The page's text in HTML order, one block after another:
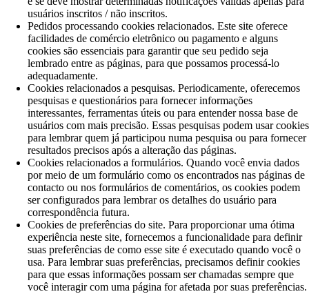
usuários inscritos / não inscritos.
Pedidos processando cookies relacionados. Este site oferece
facilidades de comércio eletrônico ou pagamento e alguns
cookies são essenciais para garantir que seu pedido seja
lembrado entre as páginas, para que possamos processá-lo
adequadamente.
Cookies relacionados a pesquisas. Periodicamente, oferecemos
pesquisas e questionários para fornecer informações
interessantes, ferramentas úteis ou para entender nossa base de
usuários com mais precisão. Essas pesquisas podem usar cookies
para lembrar quem já participou numa pesquisa ou para fornecer
resultados precisos após a alteração das páginas.
Cookies relacionados a formulários. Quando você envia dados
por meio de um formulário como os encontrados nas páginas de
contacto ou nos formulários de comentários, os cookies podem
ser configurados para lembrar os detalhes do usuário para
correspondência futura.
Cookies de preferências do site. Para proporcionar uma ótima
experiência neste site, fornecemos a funcionalidade para definir
suas preferências de como esse site é executado quando você o
usa. Para lembrar suas preferências, precisamos definir cookies
para que essas informações possam ser chamadas sempre que
você interagir com uma página for afetada por suas preferências.